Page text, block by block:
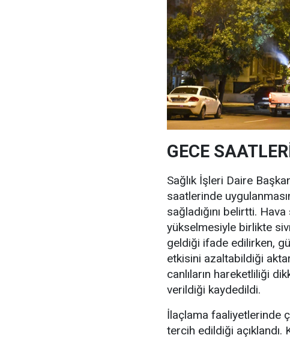
GECE
Sağlık İşleri Daire
saatlerinde
sağladığını belirtti. Hava
yükselmesiyle birlikte
geldiği ifade edilirken,
etkisini azaltabildiği
canlıların hareketliliği
verildiği kaydedildi.
İlaçlama faaliyetlerinde
tercih edildiği